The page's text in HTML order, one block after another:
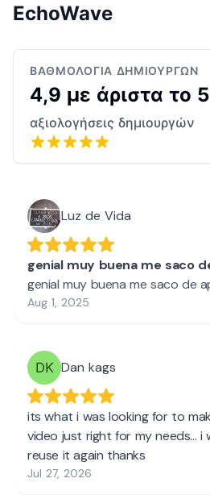
EchoWave
ΒΑΘΜΟΛΟΓΊΑ ΔΗΜΙΟΥΡΓΏΝ
4,9 με άριστα το 5
αξιολογήσεις δημιουργών